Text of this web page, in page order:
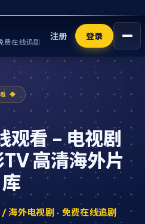
费在线追剧
注册 登录
观看 - 电视剧
TV 高清海外片
库
海外电视剧 · 免费在线追剧